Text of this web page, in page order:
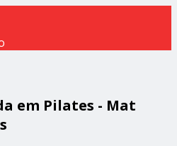
em Pilates - Mat